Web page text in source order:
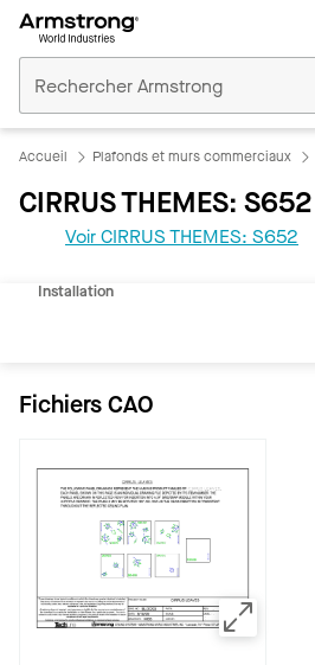
Plafonds
Commerciaux
Accueil Plafonds et murs commerciaux
CIRRUS THEMES: S652
Voir CIRRUS THEMES: S652
Documents
Installation
Fichiers CAO